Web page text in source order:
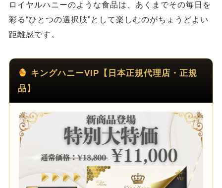
ロイヤルハニーのような食品は、あくまでその毎日を
彩る“ひとつの選択肢”として楽しむのがちょうどよい
距離感です。
キングハニーVIP【日本正規代理店・正規
品】